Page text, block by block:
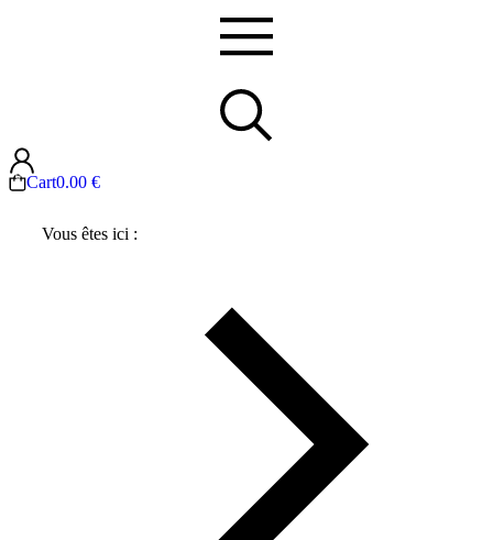
Cart0.00 €
Vous êtes ici :